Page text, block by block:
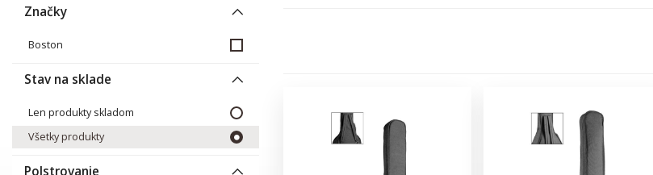
Značky
Boston
Stav na sklade
Len produkty skladom
Všetky produkty
Polstrovanie